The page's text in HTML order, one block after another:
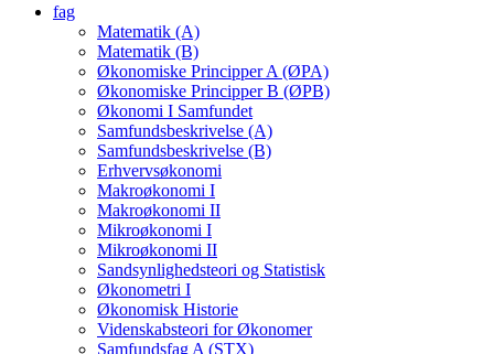
fag
Matematik (A)
Matematik (B)
Økonomiske Principper A (ØPA)
Økonomiske Principper B (ØPB)
Økonomi I Samfundet
Samfundsbeskrivelse (A)
Samfundsbeskrivelse (B)
Erhvervsøkonomi
Makroøkonomi I
Makroøkonomi II
Mikroøkonomi I
Mikroøkonomi II
Sandsynlighedsteori og Statistisk
Økonometri I
Økonomisk Historie
Videnskabsteori for Økonomer
Samfundsfag A (STX)